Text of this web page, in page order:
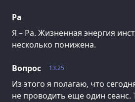
Ра
Я – Ра. Жизненная энергия
несколько понижена.
13.25
Вопрос
Из этого я полагаю, что
не проводить еще один сеанс.